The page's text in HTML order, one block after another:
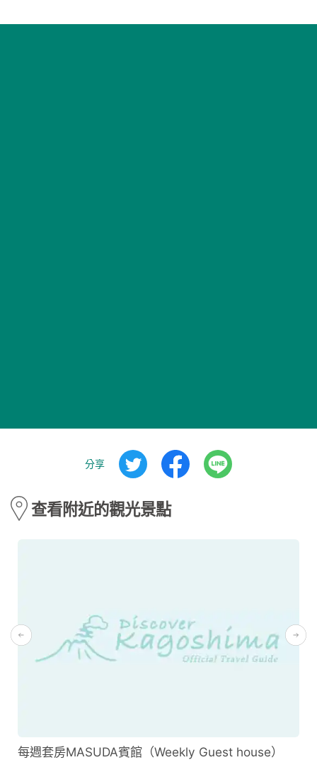
分享
查看附近的觀光景點
每週套房MASUDA賓館（Weekly Guest house）